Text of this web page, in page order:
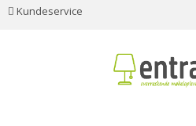
Kundeservice